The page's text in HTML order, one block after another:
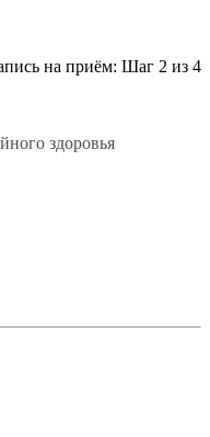
на приём: Шаг 2 из 4
здоровья